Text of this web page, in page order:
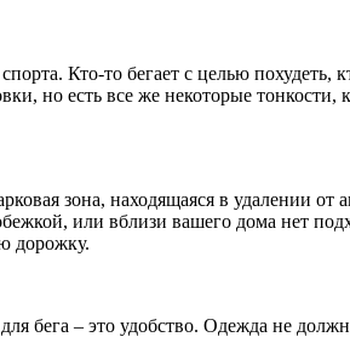
Кто-то бегает с целью похудеть,
но есть все же некоторые тонкости,
зона, находящаяся в удалении
или вблизи вашего дома нет
дорожку.
бега – это удобство. Одежда не